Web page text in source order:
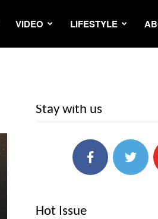
VIDEO LIFESTYLE
Stay with us
Hot Issue